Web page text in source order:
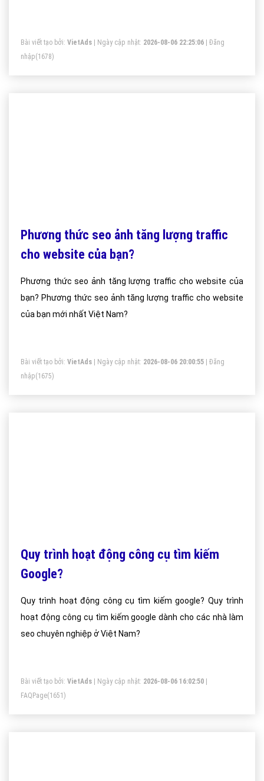
Bài viết tạo bởi: VietAds | Ngày cập nhật: 2026-08-06 22:25:06
Đăng
nhập(1678)
Phương thức seo ảnh tăng lượng traffic
cho website của bạn?
Phương thức seo ảnh tăng lượng traffic cho website của
bạn? Phương thức seo ảnh tăng lượng traffic cho website
của bạn mới nhất Việt Nam?
Bài viết tạo bởi: VietAds | Ngày cập nhật: 2026-08-06 20:00:55
Đăng
nhập(1675)
Quy trình hoạt động công cụ tìm kiếm
Google?
Quy trình hoạt động công cụ tìm kiếm google? Quy trình
hoạt động công cụ tìm kiếm google dành cho các nhà làm
seo chuyên nghiệp ở Việt Nam?
Bài viết tạo bởi: VietAds | Ngày cập nhật: 2026-08-06 16:02:50
FAQPage(1651)